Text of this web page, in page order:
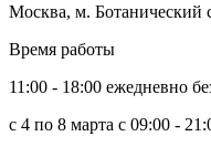
Москва, м. Ботанический
Время работы
11:00 - 18:00 ежедневно
c 4 по 8 марта с 09:00 -